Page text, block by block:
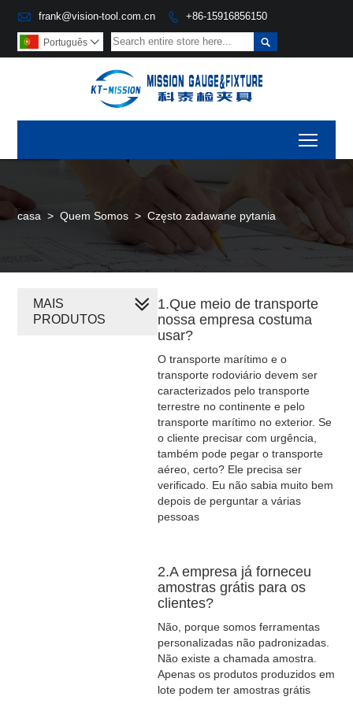
 frank@vision-tool.com.cn  +86-15916856150

Português 
casa > Quem Somos > Często zadawane pytania
1.Que meio de transporte
nossa empresa costuma
usar?
O transporte marítimo e o
transporte rodoviário devem ser
caracterizados pelo transporte
terrestre no continente e pelo
transporte marítimo no exterior. Se
o cliente precisar com urgência,
também pode pegar o transporte
aéreo, certo? Ele precisa ser
verificado. Eu não sabia muito bem
depois de perguntar a várias
pessoas
2.A empresa já forneceu
amostras grátis para os
clientes?
Não, porque somos ferramentas
personalizadas não padronizadas.
Não existe a chamada amostra.
Apenas os produtos produzidos em
lote podem ter amostras grátis
MAIS
PRODUTOS